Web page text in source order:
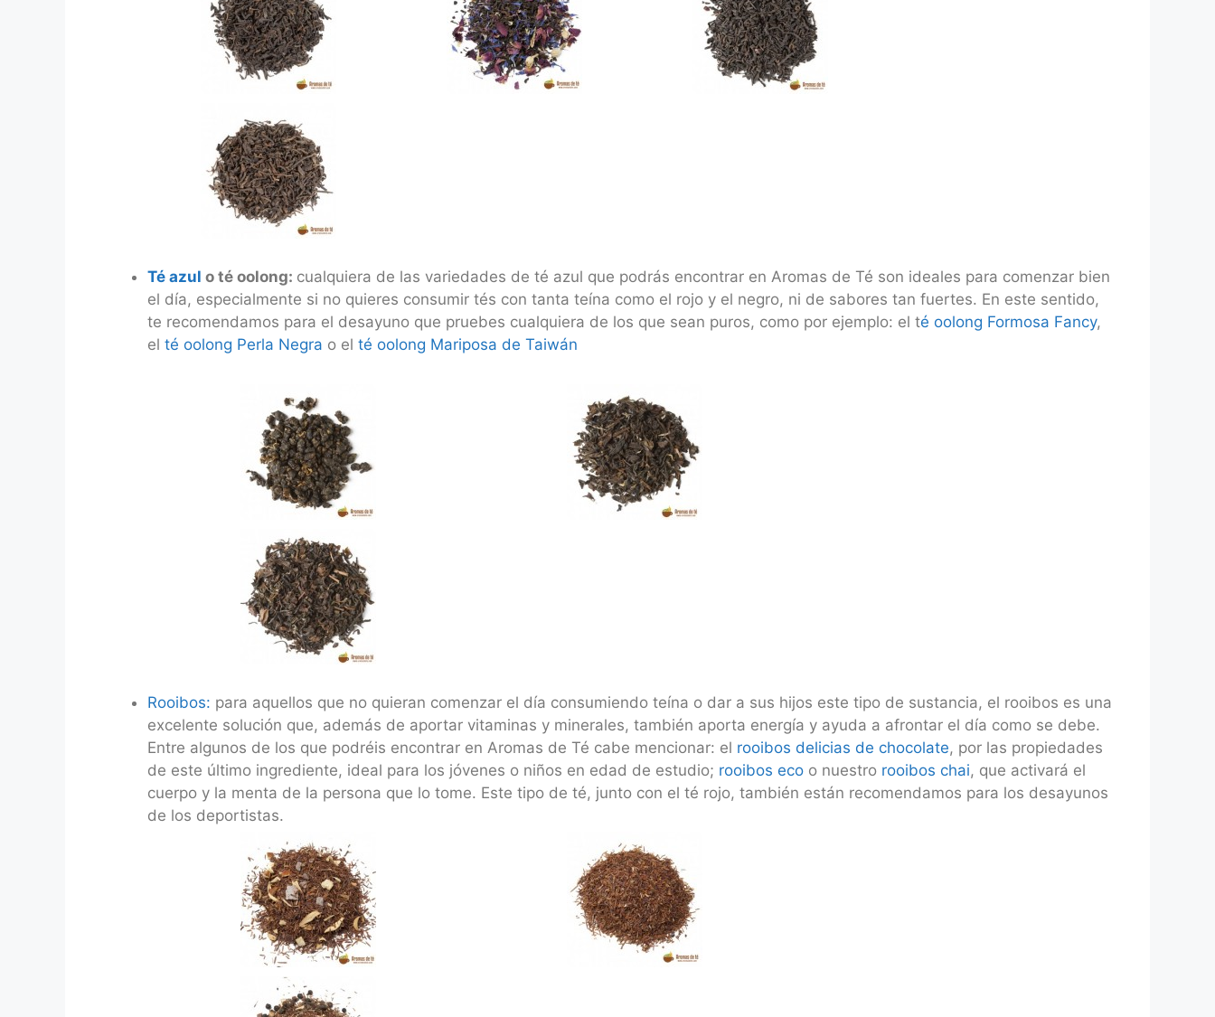
Té azul o té oolong: cualquiera de las variedades de té azul que podrás encontrar en Aromas de Té son ideales para comenzar bien
el día, especialmente si no quieres consumir tés con tanta teína como el rojo y el negro, ni de sabores tan fuertes. En este sentido,
te recomendamos para el desayuno que pruebes cualquiera de los que sean puros, como por ejemplo: el té oolong Formosa Fancy,
el té oolong Perla Negra o el té oolong Mariposa de Taiwán
Rooibos: para aquellos que no quieran comenzar el día consumiendo teína o dar a sus hijos este tipo de sustancia, el rooibos es una
excelente solución que, además de aportar vitaminas y minerales, también aporta energía y ayuda a afrontar el día como se debe.
Entre algunos de los que podréis encontrar en Aromas de Té cabe mencionar: el rooibos delicias de chocolate, por las propiedades
de este último ingrediente, ideal para los jóvenes o niños en edad de estudio; rooibos eco o nuestro rooibos chai, que activará el
cuerpo y la menta de la persona que lo tome. Este tipo de té, junto con el té rojo, también están recomendamos para los desayunos
de los deportistas.